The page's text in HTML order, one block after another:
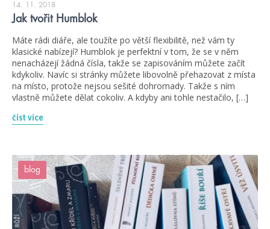
14. 11. 2018
Jak tvořit Humblok
Máte rádi diáře, ale toužíte po větší flexibilitě, než vám ty
klasické nabízejí? Humblok je perfektní v tom, že se v něm
nenacházejí žádná čísla, takže se zapisováním můžete začít
kdykoliv. Navíc si stránky můžete libovolně přehazovat z místa
na místo, protože nejsou sešité dohromady. Takže s ním
vlastně můžete dělat cokoliv. A kdyby ani tohle nestačilo, […]
číst více
blog